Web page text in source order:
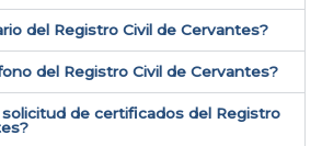
del Registro Civil de Cervantes?
del Registro Civil de Cervantes​?
solicitud de certificados del Registro